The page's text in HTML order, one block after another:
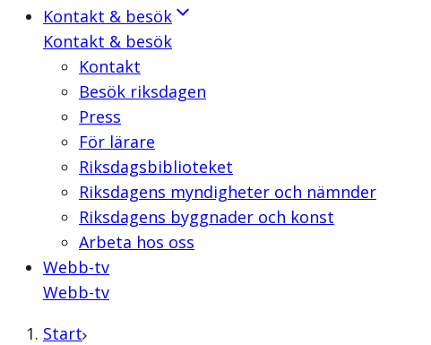
Kontakt & besök
Kontakt & besök
Kontakt
Besök riksdagen
Press
För lärare
Riksdagsbiblioteket
Riksdagens myndigheter och nämnder
Riksdagens byggnader och konst
Arbeta hos oss
Webb-tv
Webb-tv
Start